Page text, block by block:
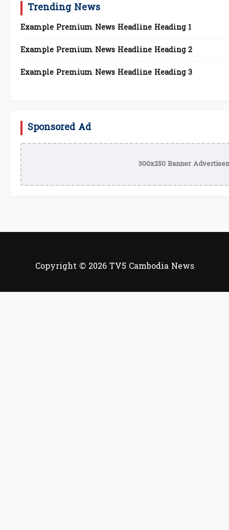
Trending News
Example Premium News Headline Heading 1
Example Premium News Headline Heading 2
Example Premium News Headline Heading 3
Sponsored Ad
300x250 Banner
Copyright © 2026 TV5 Cambodia News